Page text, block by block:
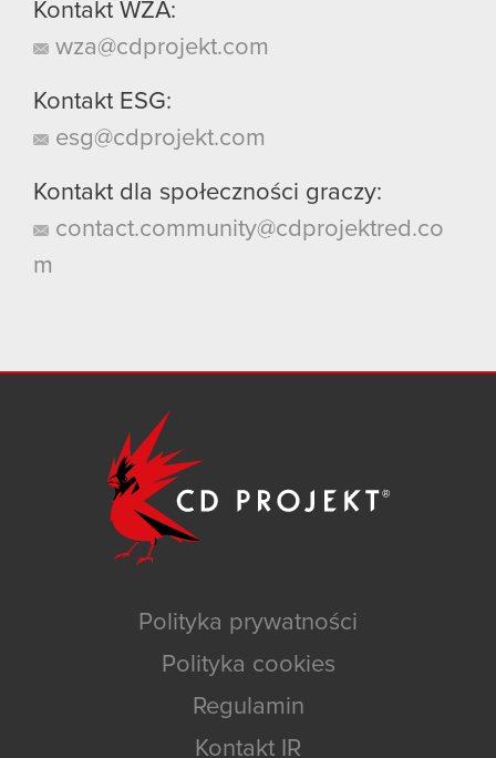
Kontakt WZA:
wza@cdprojekt.com
Kontakt ESG:
esg@cdprojekt.com
Kontakt dla społeczności graczy:
contact.community@cdprojektred.co
m
Polityka prywatności
Polityka cookies
Regulamin
Kontakt IR